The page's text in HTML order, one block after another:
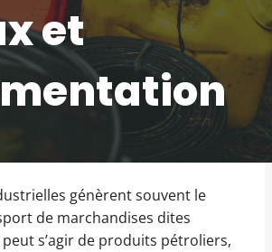
et
génèrent souvent le
de marchandises dites
s’agir de produits pétroliers,